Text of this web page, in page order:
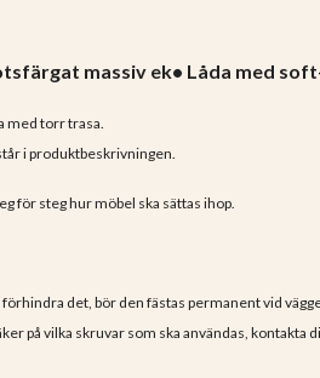
massiv ek• Låda med
med torr trasa.
i produktbeskrivningen.
för steg hur möbel ska sättas ihop.
det, bör den fästas permanent vid
på vilka skruvar som ska användas, kontakta